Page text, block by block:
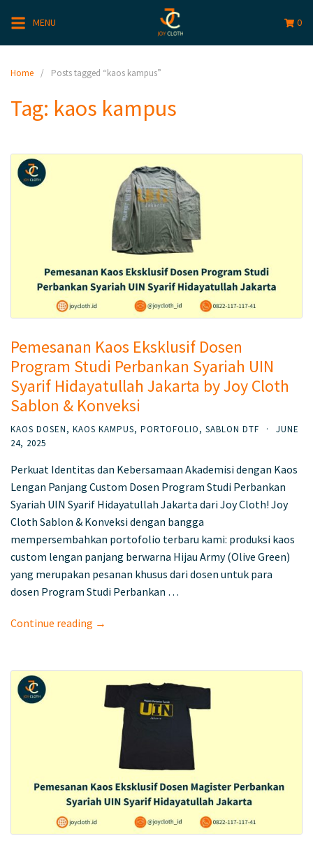
MENU 0
Home Posts tagged “kaos kampus”
Tag: kaos kampus
Pemesanan Kaos Eksklusif Dosen
Program Studi Perbankan Syariah UIN
Syarif Hidayatullah Jakarta by Joy Cloth
Sablon & Konveksi
KAOS DOSEN, KAOS KAMPUS, PORTOFOLIO, SABLON DTF ·
JUNE
24, 2025
Perkuat Identitas dan Kebersamaan Akademisi dengan Kaos
Lengan Panjang Custom Dosen Program Studi Perbankan
Syariah UIN Syarif Hidayatullah Jakarta dari Joy Cloth! Joy
Cloth Sablon & Konveksi dengan bangga
mempersembahkan portofolio terbaru kami: produksi kaos
custom lengan panjang berwarna Hijau Army (Olive Green)
yang merupakan pesanan khusus dari dosen untuk para
dosen Program Studi Perbankan …
Continue reading →